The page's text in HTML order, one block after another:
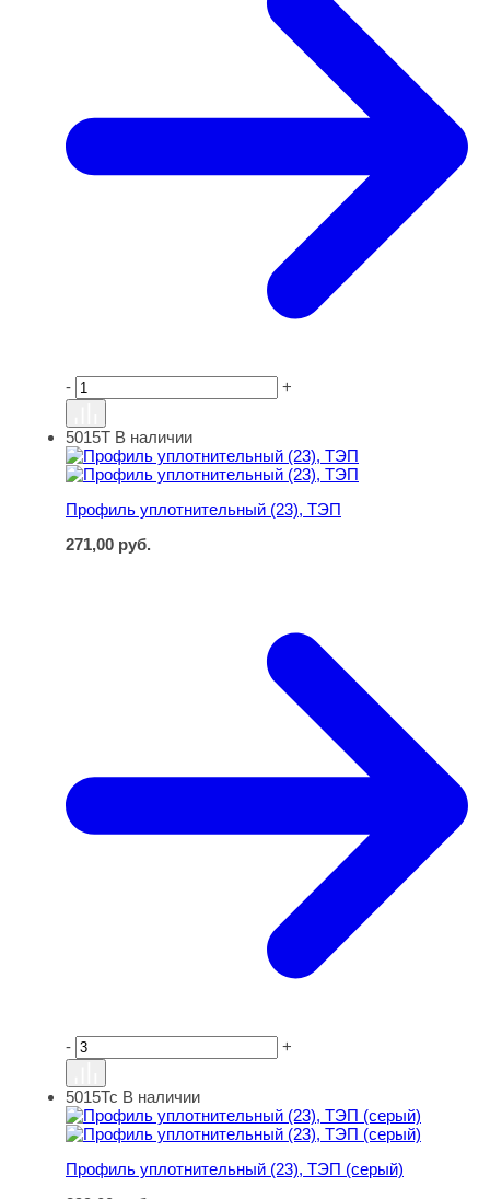
- +
Профиль уплотнительный (23), ТЭП
5015Т В наличии
Профиль уплотнительный (23), ТЭП
271,00 руб.
- +
Профиль уплотнительный (23), ТЭП (серый)
5015Тс В наличии
Профиль уплотнительный (23), ТЭП (серый)